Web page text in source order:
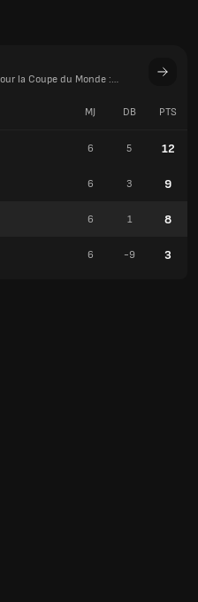
la Coupe du Monde :
MJ DB PTS
6 5 12
6 3 9
6 1 8
6 -9 3